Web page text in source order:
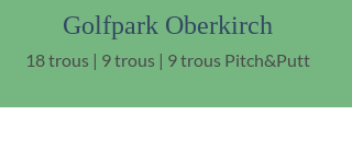
Golfpark Oberkirch
18 trous | 9 trous | 9 trous Pitch&Putt